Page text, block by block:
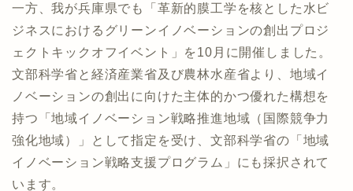
一方、我が兵庫県でも「革新的膜工学を核とした水ビ
ジネスにおけるグリーンイノベーションの創出プロジ
ェクトキックオフイベント」を10月に開催しました。
文部科学省と経済産業省及び農林水産省より、地域イ
ノベーションの創出に向けた主体的かつ優れた構想を
持つ「地域イノベーション戦略推進地域（国際競争力
強化地域）」として指定を受け、文部科学省の「地域
イノベーション戦略支援プログラム」にも採択されて
います。